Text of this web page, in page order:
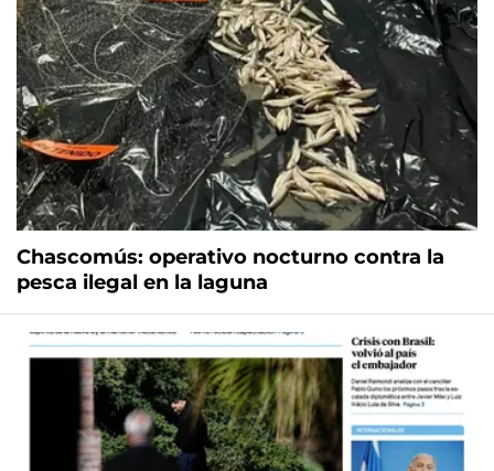
Chascomús: operativo nocturno contra la
pesca ilegal en la laguna